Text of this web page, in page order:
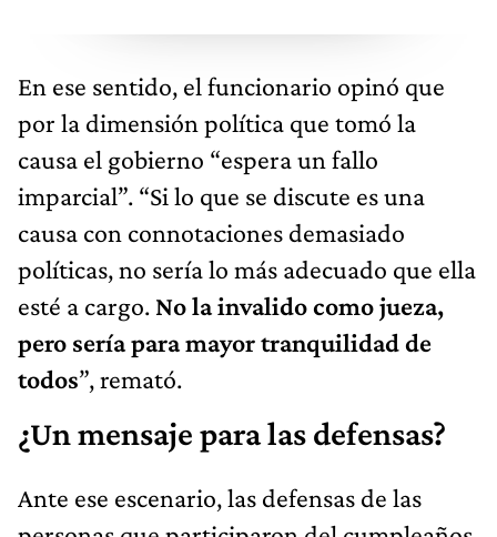
En ese sentido, el funcionario opinó que
por la dimensión política que tomó la
causa el gobierno “espera un fallo
imparcial”. “Si lo que se discute es una
causa con connotaciones demasiado
políticas, no sería lo más adecuado que ella
esté a cargo. No la invalido como jueza,
pero sería para mayor tranquilidad de
todos”, remató.
¿Un mensaje para las defensas?
Ante ese escenario, las defensas de las